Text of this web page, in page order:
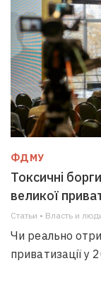
ФДМУ
Токсичні
великої
Статьи • Власть и
Чи реально
приватизації у